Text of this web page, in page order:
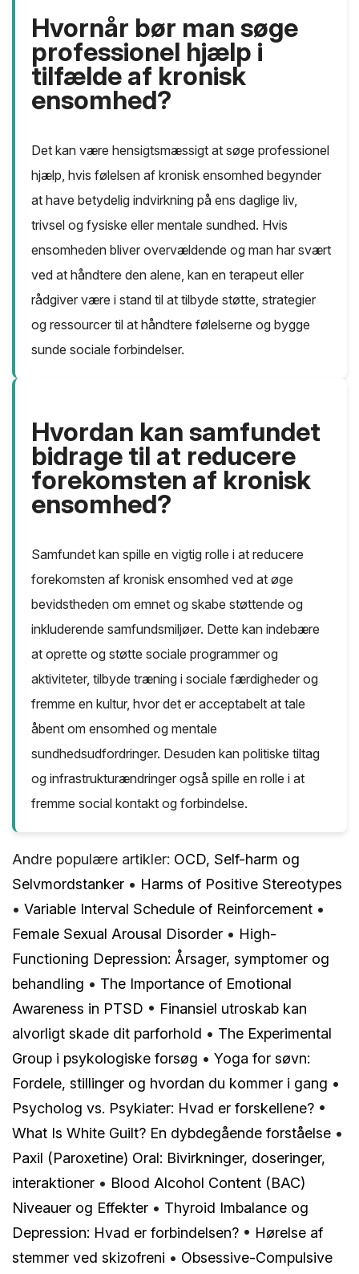
Hvornår bør man søge
professionel hjælp i
tilfælde af kronisk
ensomhed?
Det kan være hensigtsmæssigt at søge professionel
hjælp, hvis følelsen af kronisk ensomhed begynder
at have betydelig indvirkning på ens daglige liv,
trivsel og fysiske eller mentale sundhed. Hvis
ensomheden bliver overvældende og man har svært
ved at håndtere den alene, kan en terapeut eller
rådgiver være i stand til at tilbyde støtte, strategier
og ressourcer til at håndtere følelserne og bygge
sunde sociale forbindelser.
Hvordan kan samfundet
bidrage til at reducere
forekomsten af kronisk
ensomhed?
Samfundet kan spille en vigtig rolle i at reducere
forekomsten af kronisk ensomhed ved at øge
bevidstheden om emnet og skabe støttende og
inkluderende samfundsmiljøer. Dette kan indebære
at oprette og støtte sociale programmer og
aktiviteter, tilbyde træning i sociale færdigheder og
fremme en kultur, hvor det er acceptabelt at tale
åbent om ensomhed og mentale
sundhedsudfordringer. Desuden kan politiske tiltag
og infrastrukturændringer også spille en rolle i at
fremme social kontakt og forbindelse.
Andre populære artikler: OCD, Self-harm og
Selvmordstanker • Harms of Positive Stereotypes
• Variable Interval Schedule of Reinforcement •
Female Sexual Arousal Disorder • High-
Functioning Depression: Årsager, symptomer og
behandling • The Importance of Emotional
Awareness in PTSD • Finansiel utroskab kan
alvorligt skade dit parforhold • The Experimental
Group i psykologiske forsøg • Yoga for søvn:
Fordele, stillinger og hvordan du kommer i gang •
Psycholog vs. Psykiater: Hvad er forskellene? •
What Is White Guilt? En dybdegående forståelse •
Paxil (Paroxetine) Oral: Bivirkninger, doseringer,
interaktioner • Blood Alcohol Content (BAC)
Niveauer og Effekter • Thyroid Imbalance og
Depression: Hvad er forbindelsen? • Hørelse af
stemmer ved skizofreni • Obsessive-Compulsive